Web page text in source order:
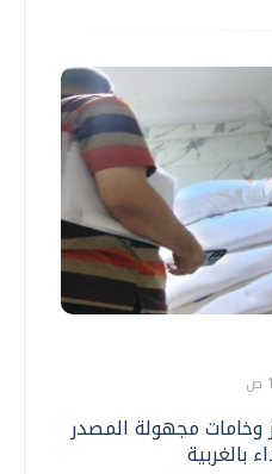
وخامات مجهولة المصدر
بالغربية